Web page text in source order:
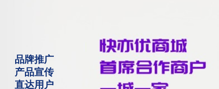
品牌推广
产品宣传
直达用户